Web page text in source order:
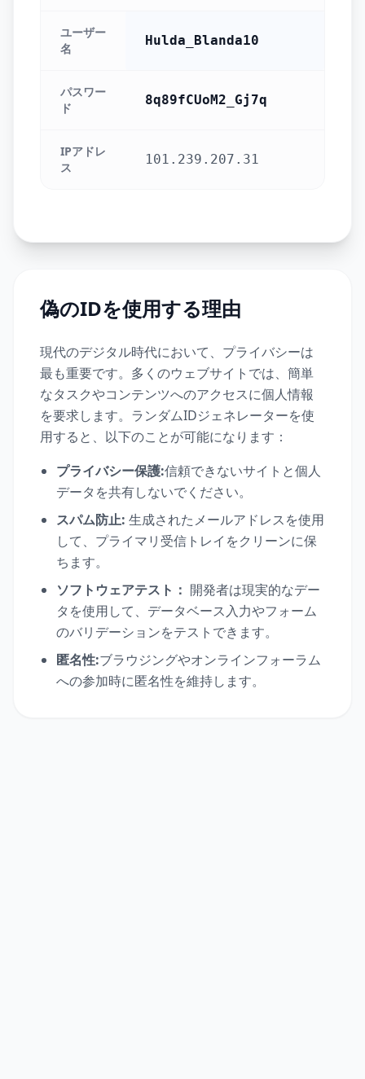
ユーザー
名
Hulda_Blanda10
パスワー
ド
8q89fCUoM2_Gj7q
IPアドレ
ス
101.239.207.31
偽のIDを使用する理由
現代のデジタル時代において、プライバシーは
最も重要です。多くのウェブサイトでは、簡単
なタスクやコンテンツへのアクセスに個人情報
を要求します。ランダムIDジェネレーターを使
用すると、以下のことが可能になります：
プライバシー保護:信頼できないサイトと個人
データを共有しないでください。
スパム防止: 生成されたメールアドレスを使用
して、プライマリ受信トレイをクリーンに保
ちます。
ソフトウェアテスト： 開発者は現実的なデー
タを使用して、データベース入力やフォーム
のバリデーションをテストできます。
匿名性:ブラウジングやオンラインフォーラム
への参加時に匿名性を維持します。